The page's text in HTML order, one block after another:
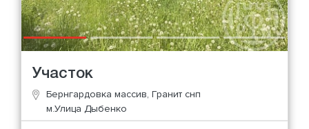
Участок
Бернгардовка массив, Гранит снп
м.Улица Дыбенко